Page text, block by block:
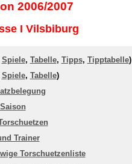
2006/2007
I Vilsbiburg
Spiele, Tabelle, Tipps, Tipptabelle)
Spiele, Tabelle)
Trainer
Torschuetzenliste